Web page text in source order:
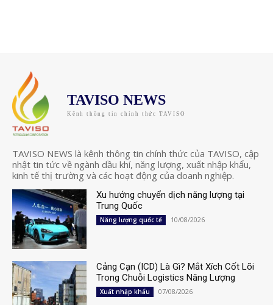
TAVISO NEWS
Kênh thông tin chính thức TAVISO
TAVISO NEWS là kênh thông tin chính thức của TAVISO, cập
nhật tin tức về ngành dầu khí, năng lượng, xuất nhập khẩu,
kinh tế thị trường và các hoạt động của doanh nghiệp.
Xu hướng chuyển dịch năng lượng tại
Trung Quốc
Năng lượng quốc tế 10/08/2026
Cảng Cạn (ICD) Là Gì? Mắt Xích Cốt Lõi
Trong Chuỗi Logistics Năng Lượng
Xuất nhập khẩu 07/08/2026